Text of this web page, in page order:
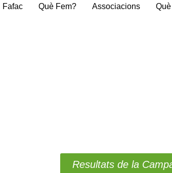
Fafac Què Fem? Associacions
Resultats de la